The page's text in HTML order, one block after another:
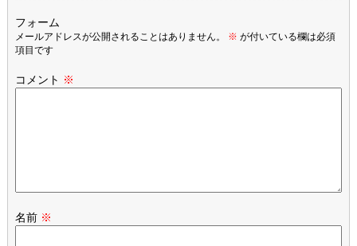
フォーム
メールアドレスが公開されることはありません。 ※ が付いている欄は必須
項目です
コメント ※
名前 ※